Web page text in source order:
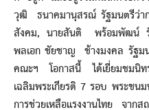
วุฒิ ธนาคมานุสรณ์ รัฐมนตรีว่าก
สังคม, นายสันติ พร้อมพัฒน์ รัฐ
พลเอก ชัยชาญ ช้างมงคล รัฐมน
คณะฯ โอกาสนี้ ได้เยี่ยมชมนิท
เฉลิมพระเกียรติ 7 รอบ พระชน
การช่วยเหลือแรงงานไทย จากส